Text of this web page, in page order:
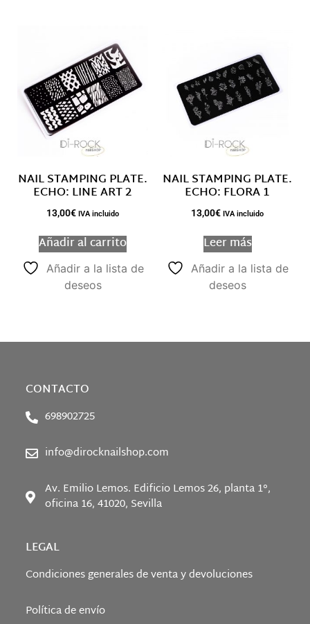
NAIL STAMPING PLATE.
ECHO: LINE ART 2
13,00€ IVA incluido
Añadir al carrito
Añadir a la lista de
deseos
NAIL STAMPING PLATE.
ECHO: FLORA 1
13,00€ IVA incluido
Leer más
Añadir a la lista de
deseos
CONTACTO
698902725
info@dirocknailshop.com
Av. Emilio Lemos. Edificio Lemos 26, planta 1°,
oficina 16, 41020, Sevilla
LEGAL
Condiciones generales de venta y devoluciones
Política de envío